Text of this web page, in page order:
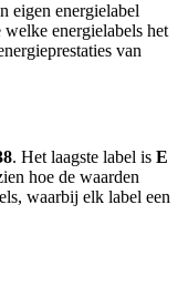
eigen energielabel
energielabels het
van
. Het laagste label is E
hoe de waarden
waarbij elk label een